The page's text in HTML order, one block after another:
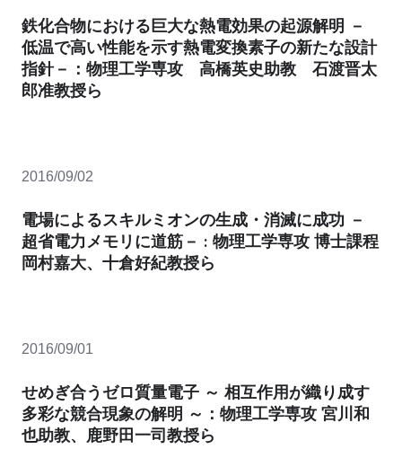
鉄化合物における巨大な熱電効果の起源解明 －
低温で高い性能を示す熱電変換素子の新たな設計
指針－：物理工学専攻 高橋英史助教 石渡晋太
郎准教授ら
2016/09/02
電場によるスキルミオンの生成・消滅に成功 －
超省電力メモリに道筋－ : 物理工学専攻 博士課程
岡村嘉大、十倉好紀教授ら
2016/09/01
せめぎ合うゼロ質量電子 ～ 相互作用が織り成す
多彩な競合現象の解明 ～：物理工学専攻 宮川和
也助教、鹿野田一司教授ら